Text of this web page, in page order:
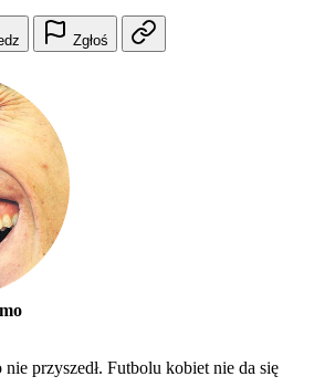
Zgłoś
przyszedł. Futbolu kobiet nie da się